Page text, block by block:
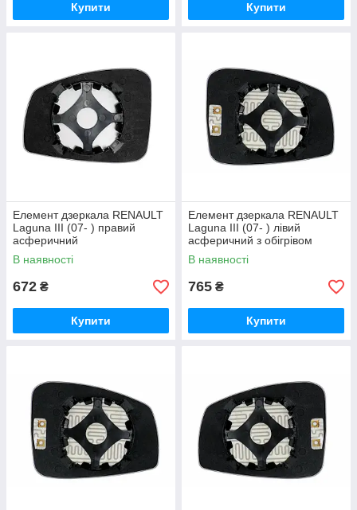
Купити Купити
Елемент дзеркала RENAULT
Laguna III (07- ) правий
асферичний
В наявності
672 ₴
Купити
Елемент дзеркала RENAULT
Laguna III (07- ) лівий
асферичний з обігрівом
В наявності
765 ₴
Купити